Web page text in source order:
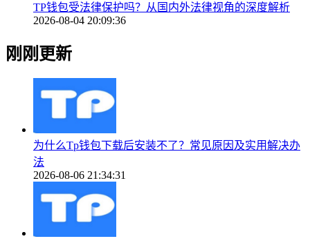
TP钱包受法律保护吗？从国内外法律视角的深度解析
2026-08-04 20:09:36
刚刚更新
为什么Tp钱包下载后安装不了？常见原因及实用解决办
法
2026-08-06 21:34:31